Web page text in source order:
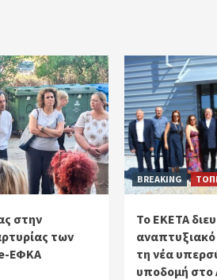
στην
των
ΕΦΚΑ
BREAKING
Το ΕΚΕΤΑ
τη νέα
υποδομή στο